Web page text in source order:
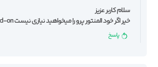
سلام کاربر عزیز
خیر اگر خود المنتور پرو را میخواهید نیازی نیست Add-on را نصب کنید.
پاسخ